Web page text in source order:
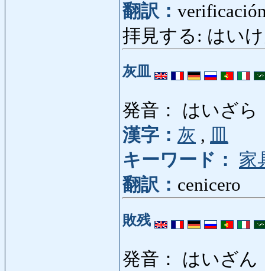
翻訳：
拝見する: はい
灰皿
発音： はいざら
漢字： 灰 , 皿
キーワード：
家
翻訳： cenicero
敗残
発音： はいざん